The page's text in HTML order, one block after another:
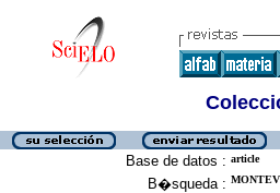
Base de datos : article
B�squeda :